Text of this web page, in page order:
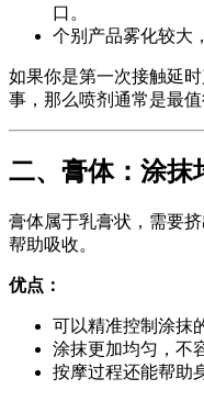
口。
个别产品雾化较大
如果你是第一次接触延
事，那么喷剂通常是最值
二、膏体：涂抹
膏体属于乳膏状，需要
帮助吸收。
优点：
可以精准控制涂抹
涂抹更加均匀，不
按摩过程还能帮助